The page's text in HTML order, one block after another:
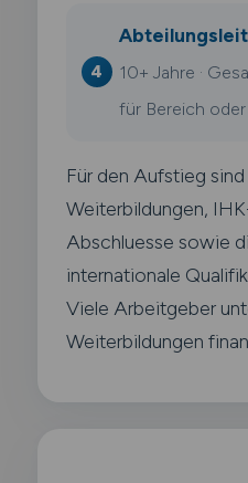
10+ Jahre ·
für Bereich
Für den Aufstieg
Weiterbildungen,
Abschluesse sowie
internationale
Viele Arbeitgeber
Weiterbildungen